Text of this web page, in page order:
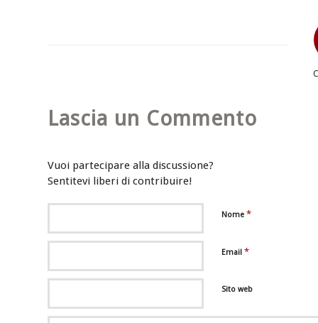
Lascia un Commento
Vuoi partecipare alla discussione?
Sentitevi liberi di contribuire!
Nome *
Email *
Sito web